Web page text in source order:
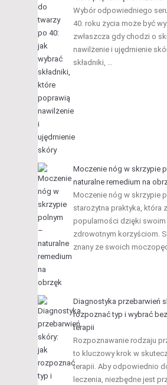
Wybór odpowiedniego
40. roku życia może być
zwłaszcza gdy chodzi o
nawilżenie i ujędrnienie
składniki, …
Moczenie nóg w skrzypie
naturalne remedium na
Moczenie nóg w skrzypie
starożytna praktyka, która
popularności dzięki swoim
zdrowotnym korzyściom.
znany ze swoich
Diagnostyka przebarwień
rozpoznać typ i wybrać
terapii
Rozpoznawanie rodzaju
to kluczowy krok w
terapii. Aby odpowiednio
leczenia, niezbędne jest